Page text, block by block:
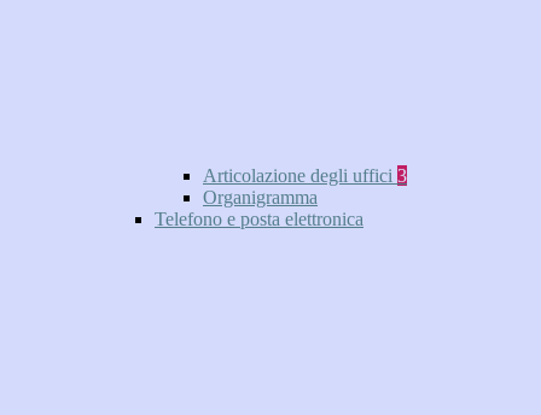
Articolazione degli uffici 3
Organigramma
Telefono e posta elettronica